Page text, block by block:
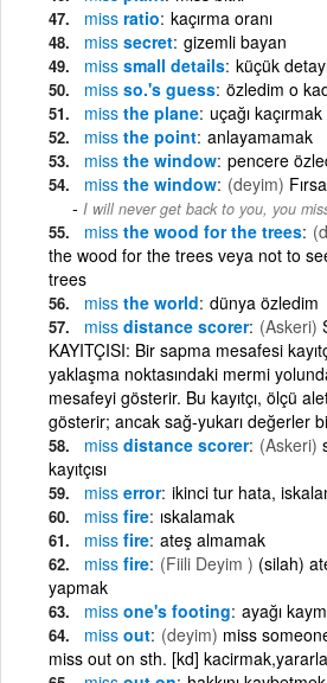
miss ratio kaçırma oranı
miss secret gizemli bayan
miss small details küçük
miss so.'s guess özledim o
miss the plane uçağı kaçırmak
miss the point anlayamamak
miss the window pencere
miss the window (deyim)
I will never get back to you, you
miss the wood for the trees
the wood for the trees veya not to
trees
miss the world dünya özledim
miss distance scorer (Askeri)
KAYITÇISI: Bir sapma mesafesi
yaklaşma noktasındaki mermi
mesafeyi gösterir. Bu kayıtçı, ölçü
gösterir; ancak sağ-yukarı değerler
miss distance scorer (Askeri)
kayıtçısı
miss error ikinci tur hata,
miss fire ıskalamak
miss fire ateş almamak
miss fire (Fiili Deyim ) (silah)
yapmak
miss one's footing ayağı
miss out (deyim) miss
miss out on sth. [kd]